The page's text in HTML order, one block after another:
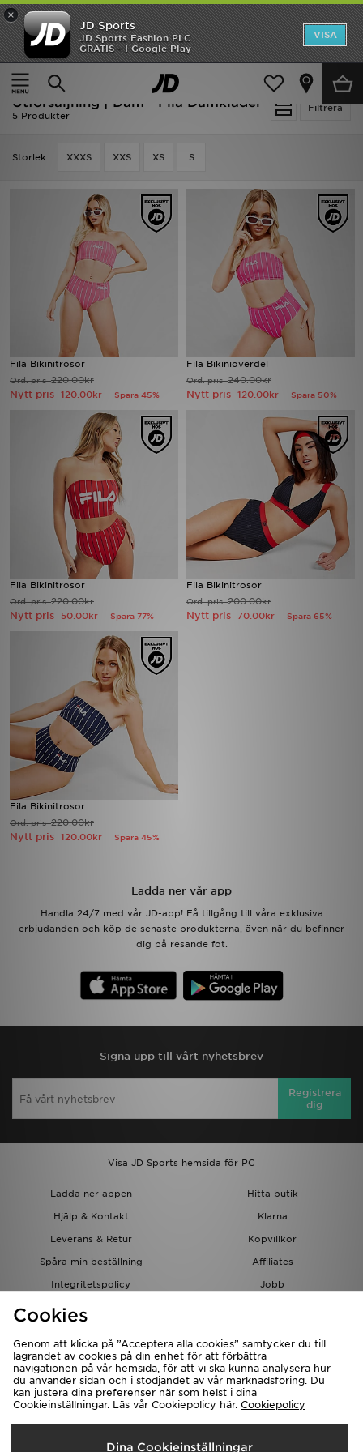
×
JD Sports
JD Sports Fashion PLC
GRATIS - I Google Play
VISA
Ny termin, ny stil Essentials för skolstarten
Hem
Dam Damkläder
Filtrera
Utförsäljning | Dam - Fila Damkläder
5 Produkter
Storlek XXXS XXS XS S
Fila Bikinitrosor
Ord. pris220.00kr
Nytt pris 120.00kr Spara 45%
Fila Bikiniöverdel
Ord. pris240.00kr
Nytt pris 120.00kr Spara 50%
Fila Bikinitrosor
Ord. pris220.00kr
Nytt pris 50.00kr Spara 77%
Fila Bikinitrosor
Ord. pris200.00kr
Nytt pris 70.00kr Spara 65%
Fila Bikinitrosor
Ord. pris220.00kr
Nytt pris 120.00kr Spara 45%
Ladda ner vår app
Handla 24/7 med vår JD-app! Få tillgång till våra exklusiva
erbjudanden och köp de senaste produkterna, även när du befinner
dig på resande fot.
Signa upp till vårt nyhetsbrev
Registrera
dig
Visa JD Sports hemsida för PC
Ladda ner appen
Hitta butik
Hjälp & Kontakt
Klarna
Leverans & Retur
Köpvillkor
Spåra min beställning
Affiliates
Integritetspolicy
Jobb
JD-bloggen
Levererar Till
Hem
Rea
Nyheter
Varumärken
Bästsäljare
Fotboll
Ladda ner appen
Mina meddelanden
Kundservice
JD Blogg
Cookies
Genom att klicka på ”Acceptera alla cookies” samtycker du till
lagrandet av cookies på din enhet för att förbättra
navigationen på vår hemsida, för att vi ska kunna analysera hur
du använder sidan och i stödjandet av vår marknadsföring. Du
kan justera dina preferenser när som helst i dina
Cookieinställningar. Läs vår Cookiepolicy här. Cookiepolicy
Dina Cookieinställningar